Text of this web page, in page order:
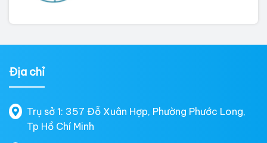
Địa chỉ
Trụ sở 1: 357 Đỗ Xuân Hợp, Phường Phước Long,
Tp Hồ Chí Minh